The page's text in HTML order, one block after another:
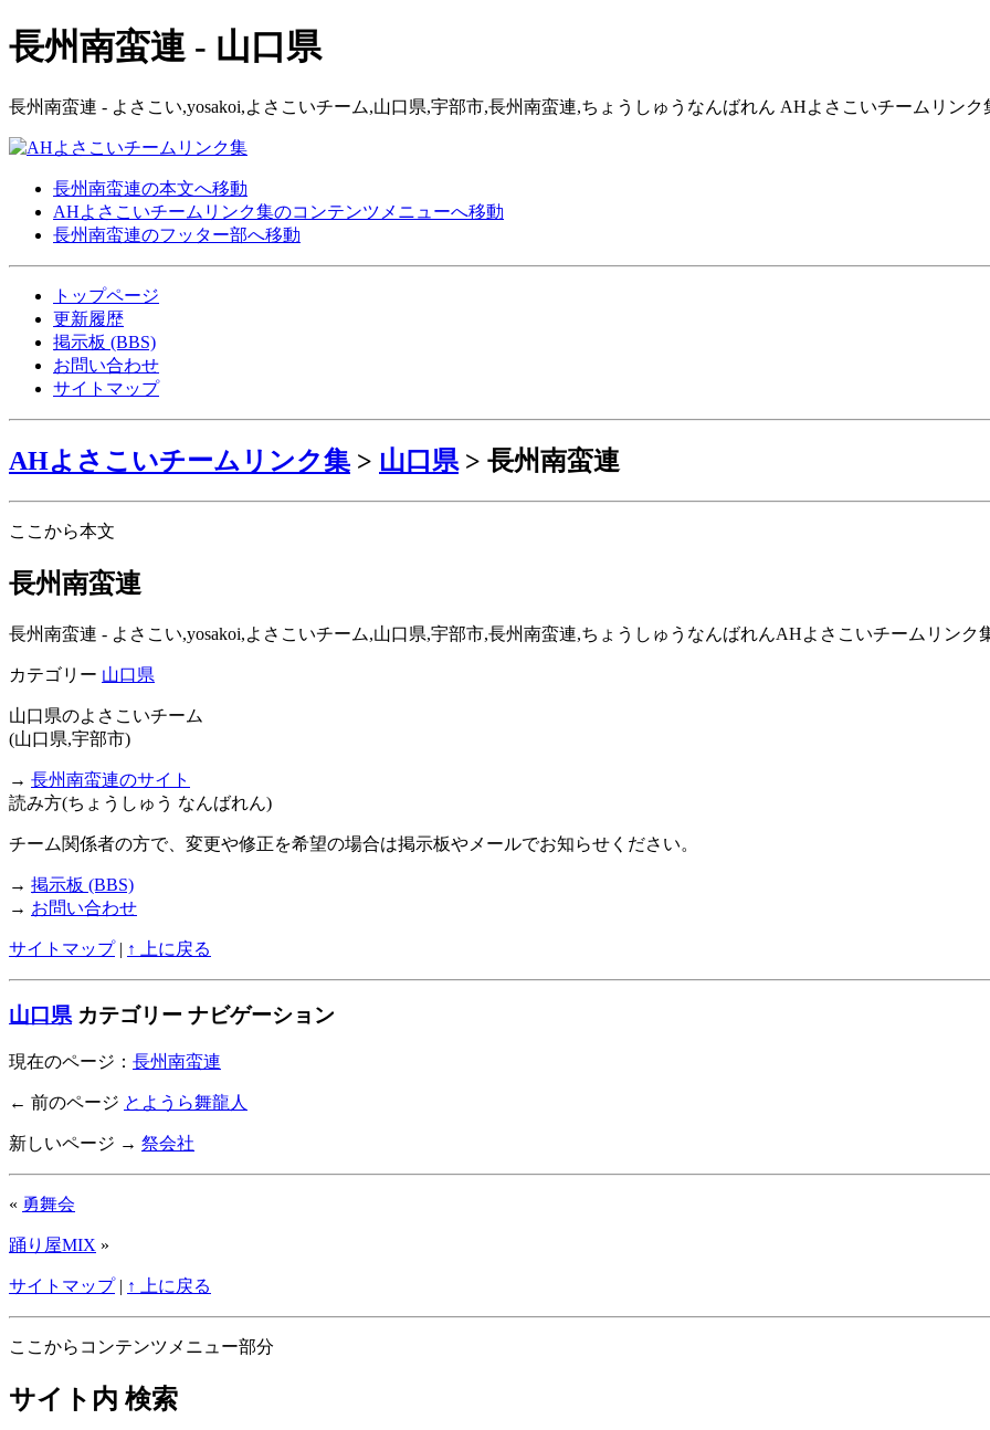
長州南蛮連 - 山口県
長州南蛮連 - よさこい,yosakoi,よさこいチーム,山口県,宇部市,長州南蛮連,ちょうしゅうなんばれん AHよさこいチームリンク
長州南蛮連の本文へ移動
AHよさこいチームリンク集のコンテンツメニューへ移動
長州南蛮連のフッター部へ移動
トップページ
更新履歴
掲示板 (BBS)
お問い合わせ
サイトマップ
AHよさこいチームリンク集 > 山口県> 長州南蛮連
ここから本文
長州南蛮連
長州南蛮連 - よさこい,yosakoi,よさこいチーム,山口県,宇部市,長州南蛮連,ちょうしゅうなんばれんAHよさこいチームリンク
カテゴリー 山口県
山口県のよさこいチーム
(山口県,宇部市)
→ 長州南蛮連のサイト
読み方(ちょうしゅう なんばれん)
チーム関係者の方で、変更や修正を希望の場合は掲示板やメールでお知らせください。
→ 掲示板 (BBS)
→ お問い合わせ
サイトマップ| ↑ 上に戻る
山口県カテゴリー ナビゲーション
現在のページ： 長州南蛮連
← 前のページ とようら舞龍人
新しいページ → 祭会社
« 勇舞会
踊り屋MIX »
サイトマップ| ↑ 上に戻る
ここからコンテンツメニュー部分
サイト内 検索